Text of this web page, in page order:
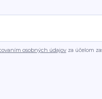
osobných údajovza účelom